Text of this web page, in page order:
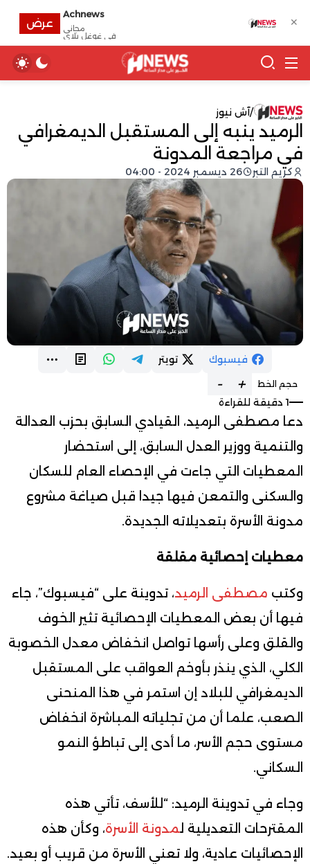
/آش نيوز
الرميد ينبه إلى المستقبل الديمغرافي
في مراجعة المدونة
كريم التبر 26 ديسمبر 2024 - 04:00
فيسبوك تويتر
حجم الخط +
-
1 دقيقة للقراءة
دعا مصطفى الرميد، القيادي السابق بحزب العدالة
والتنمية ووزير العدل السابق، إلى استحضار
المعطيات التي جاءت في الإحصاء العام للسكان
والسكنى والتمعن فيها جيدا قبل صياغة مشروع
مدونة الأسرة بتعديلاته الجديدة.
معطيات إحصائية مقلقة
وكتب مصطفى الرميد، تدوينة على “فيسبوك”، جاء
فيها أن بعض المعطيات الإحصائية تثير الخوف
والقلق وعلى رأسها تواصل انخفاض معدل الخصوبة
الكلي، الذي ينذر بأوخم العواقب على المستقبل
الديمغرافي للبلاد إن استمر في هذا المنحنى
الصعب، علما أن من تجلياته المباشرة انخفاض
مستوى حجم الأسر، ما أدى إلى تباطؤ النمو
السكاني.
وجاء في تدوينة الرميد: “للأسف، تأتي هذه
المقترحات التعديلية لمدونة الأسرة، وكأن هذه
الإحصائيات عادية، ولا تعني الأسرة من قريب أو بعيد.
✕
Achnews
مجانى
في غوغل بلاي
عرض